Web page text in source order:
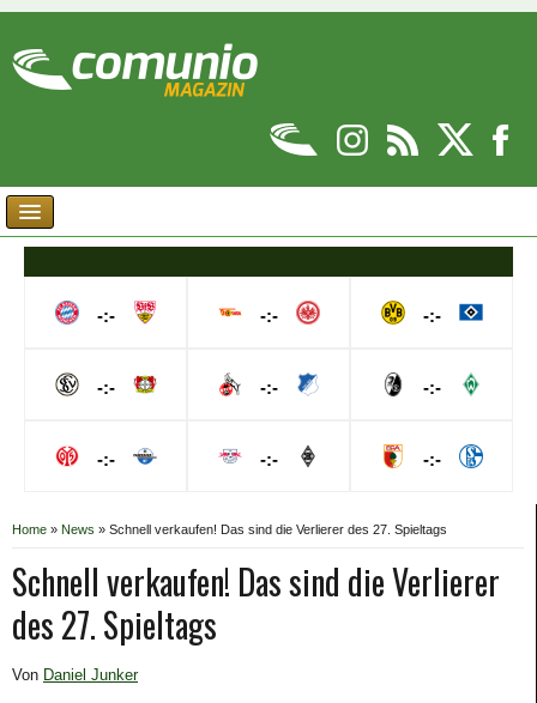
-:-
-:-
-:-
-:-
-:-
-:-
-:-
-:-
-:-
Home » News » Schnell verkaufen! Das sind die Verlierer des 27. Spieltags
Schnell verkaufen! Das sind die Verlierer
des 27. Spieltags
Von Daniel Junker